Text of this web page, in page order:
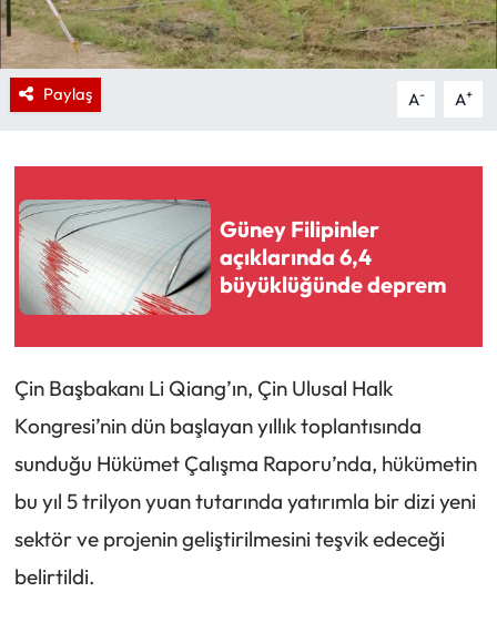
Paylaş A- A+
Güney Filipinler
açıklarında 6,4
büyüklüğünde deprem
Çin Başbakanı Li Qiang’ın, Çin Ulusal Halk
Kongresi’nin dün başlayan yıllık toplantısında
sunduğu Hükümet Çalışma Raporu’nda, hükümetin
bu yıl 5 trilyon yuan tutarında yatırımla bir dizi yeni
sektör ve projenin geliştirilmesini teşvik edeceği
belirtildi.